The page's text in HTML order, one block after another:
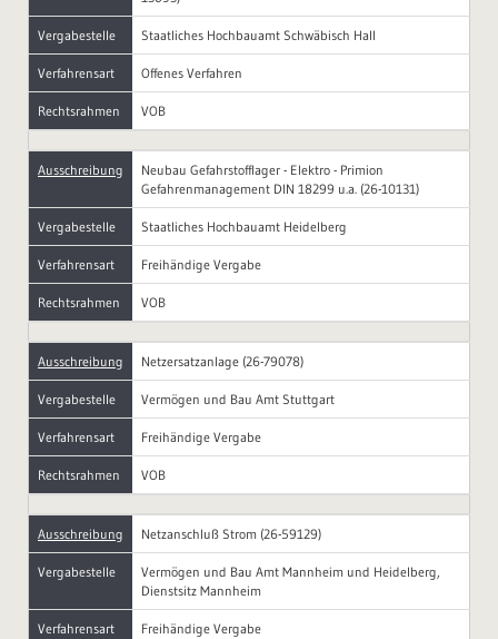
Vergabestelle Staatliches Hochbauamt Schwäbisch Hall
Verfahrensart Offenes Verfahren
Rechtsrahmen VOB
Ausschreibung
Neubau Gefahrstofflager - Elektro - Primion
Gefahrenmanagement DIN 18299 u.a. (26-10131)
Vergabestelle Staatliches Hochbauamt Heidelberg
Verfahrensart Freihändige Vergabe
Rechtsrahmen VOB
Ausschreibung Netzersatzanlage (26-79078)
Vergabestelle Vermögen und Bau Amt Stuttgart
Verfahrensart Freihändige Vergabe
Rechtsrahmen VOB
Ausschreibung Netzanschluß Strom (26-59129)
Vergabestelle
Vermögen und Bau Amt Mannheim und Heidelberg,
Dienstsitz Mannheim
Verfahrensart Freihändige Vergabe